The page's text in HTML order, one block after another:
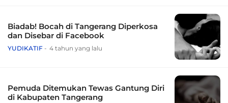
Biadab! Bocah di Tangerang Diperkosa
dan Disebar di Facebook
YUDIKATIF 4 tahun yang lalu
Pemuda Ditemukan Tewas Gantung Diri
di Kabupaten Tangerang